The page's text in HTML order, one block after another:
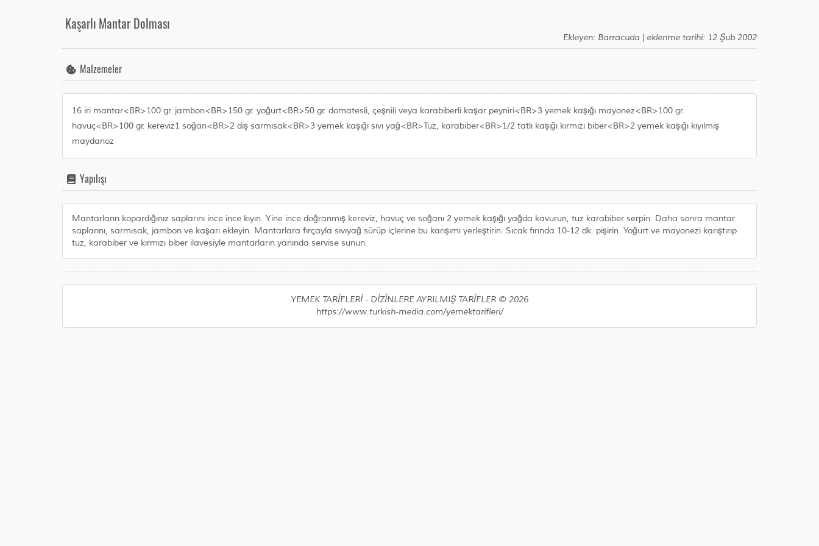
Kaşarlı Mantar Dolması
Ekleyen: Barracuda | eklenme tarihi: 12 Şub 2002
Malzemeler
16 iri mantar<BR>100 gr. jambon<BR>150 gr. yoğurt<BR>50 gr. domatesli, çeşnili veya karabiberli kaşar peyniri<BR>3 yemek kaşığı mayonez<BR>100 gr.
havuç<BR>100 gr. kereviz1 soğan<BR>2 diş sarmısak<BR>3 yemek kaşığı sıvı yağ<BR>Tuz, karabiber<BR>1/2 tatlı kaşığı kırmızı biber<BR>2 yemek kaşığı kıyılmış
maydanoz
Yapılışı
Mantarların kopardığınız saplarını ince ince kıyın. Yine ince doğranmış kereviz, havuç ve soğanı 2 yemek kaşığı yağda kavurun, tuz karabiber serpin. Daha sonra mantar
saplarını, sarmısak, jambon ve kaşarı ekleyin. Mantarlara fırçayla sıvıyağ sürüp içlerine bu karışımı yerleştirin. Sıcak fırında 10-12 dk. pişirin. Yoğurt ve mayonezi karıştırıp
tuz, karabiber ve kırmızı biber ilavesiyle mantarların yanında servise sunun.
YEMEK TARİFLERİ - DİZİNLERE AYRILMIŞ TARİFLER © 2026
https://www.turkish-media.com/yemektarifleri/